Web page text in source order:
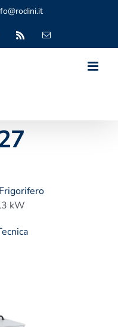
Email
kW